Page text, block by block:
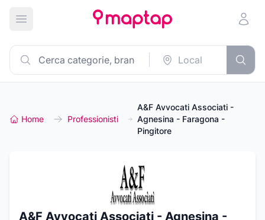
Apri menu principale
Home Professionisti
A&F Avvocati Associati -
Agnesina - Faragona -
Pingitore
A&F Avvocati Associati - Agnesina -